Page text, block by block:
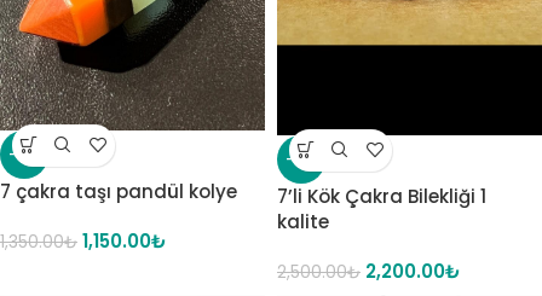
-15%
7 çakra taşı pandül kolye
1,350.00₺ 1,150.00₺
-12%
7’li Kök Çakra Bilekliği 1
kalite
2,500.00₺ 2,200.00₺